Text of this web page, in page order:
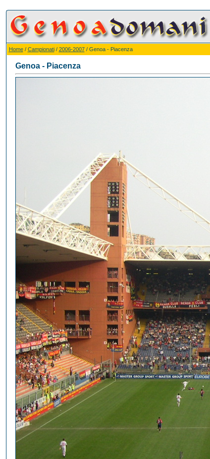
Home/ Campionati/ 2006-2007/ Genoa - Piacenza
Genoa - Piacenza